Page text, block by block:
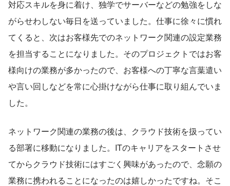
対応スキルを身に着け、独学でサーバーなどの勉強をしな
がらせわしない毎日を送っていました。仕事に徐々に慣れ
てくると、次はお客様先でのネットワーク関連の設定業務
を担当することになりました。そのプロジェクトではお客
様向けの業務が多かったので、お客様への丁寧な言葉遣い
や言い回しなどを常に心掛けながら仕事に取り組んでいま
した。
ネットワーク関連の業務の後は、クラウド技術を扱ってい
る部署に移動になりました。ITのキャリアをスタートさせ
てからクラウド技術にはすごく興味があったので、念願の
業務に携われることになったのは嬉しかったですね。そこ